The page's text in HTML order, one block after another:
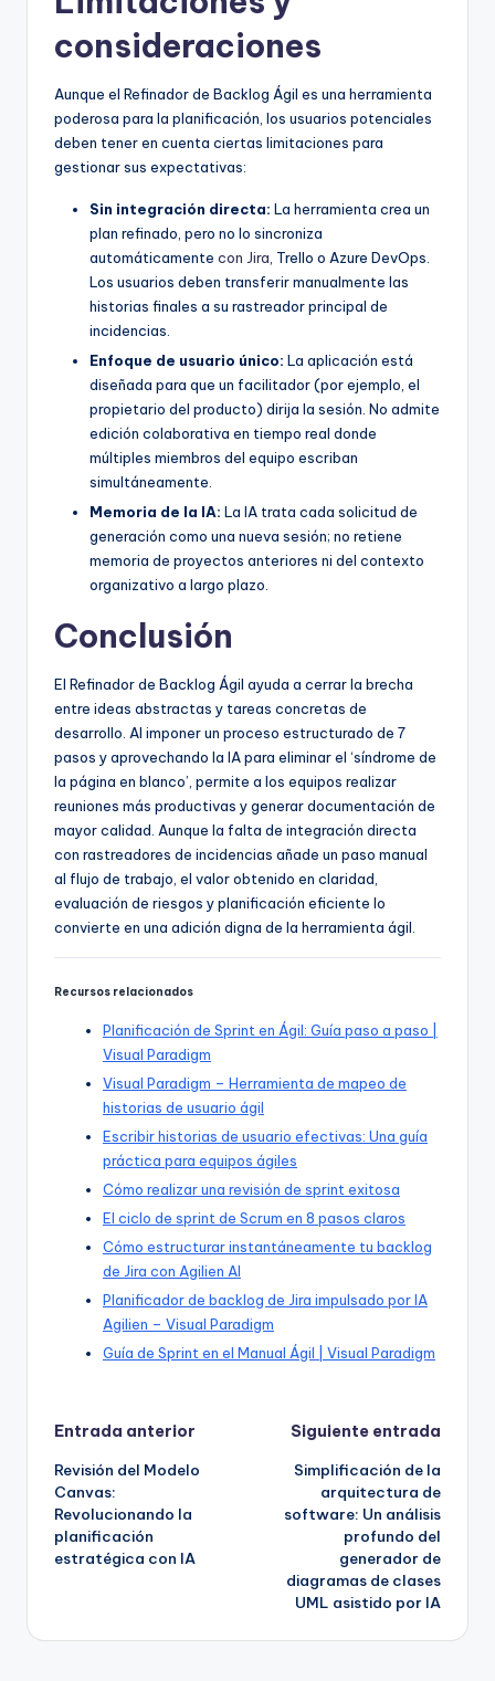
consideraciones
Aunque el Refinador de Backlog Ágil es una herramienta
poderosa para la planificación, los usuarios potenciales
deben tener en cuenta ciertas limitaciones para
gestionar sus expectativas:
Sin integración directa: La herramienta crea un
plan refinado, pero no lo sincroniza
automáticamente con Jira , Trello o Azure DevOps.
Los usuarios deben transferir manualmente las
historias finales a su rastreador principal de
incidencias.
Enfoque de usuario único: La aplicación está
diseñada para que un facilitador (por ejemplo, el
propietario del producto) dirija la sesión. No admite
edición colaborativa en tiempo real donde
múltiples miembros del equipo escriban
simultáneamente.
Memoria de la IA: La IA trata cada solicitud de
generación como una nueva sesión; no retiene
memoria de proyectos anteriores ni del contexto
organizativo a largo plazo.
Conclusión
El Refinador de Backlog Ágil ayuda a cerrar la brecha
entre ideas abstractas y tareas concretas de
desarrollo. Al imponer un proceso estructurado de 7
pasos y aprovechando la IA para eliminar el ‘síndrome de
la página en blanco’, permite a los equipos realizar
reuniones más productivas y generar documentación de
mayor calidad. Aunque la falta de integración directa
con rastreadores de incidencias añade un paso manual
al flujo de trabajo, el valor obtenido en claridad,
evaluación de riesgos y planificación eficiente lo
convierte en una adición digna de la herramienta ágil.
Recursos relacionados
Planificación de Sprint en Ágil: Guía paso a paso |
Visual Paradigm
Visual Paradigm – Herramienta de mapeo de
historias de usuario ágil
Escribir historias de usuario efectivas: Una guía
práctica para equipos ágiles
Cómo realizar una revisión de sprint exitosa
El ciclo de sprint de Scrum en 8 pasos claros
Cómo estructurar instantáneamente tu backlog
de Jira con Agilien AI
Planificador de backlog de Jira impulsado por IA
Agilien – Visual Paradigm
Guía de Sprint en el Manual Ágil | Visual Paradigm
Navegación
de
entradas
Entrada anterior
Revisión del Modelo
Canvas:
Revolucionando la
planificación
estratégica con IA
Siguiente entrada
Simplificación de la
arquitectura de
software: Un análisis
profundo del
generador de
diagramas de clases
UML asistido por IA